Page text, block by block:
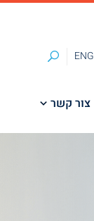
ENG חיפוש
צור קשר